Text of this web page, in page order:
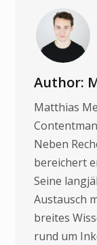
Author:
Matthias
Neben
bereichert
Seine
Austausch
breites
rund um